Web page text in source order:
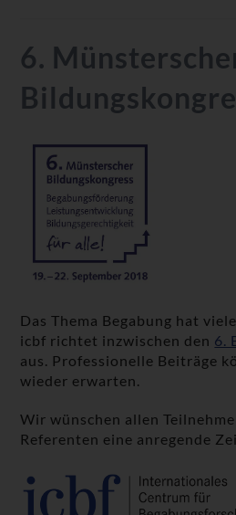
6.
Das Thema Begabung hat
icbf richtet inzwischen den 6.
aus. Professionelle Beiträge
wieder erwarten.
Wir wünschen allen
Referenten eine anregende